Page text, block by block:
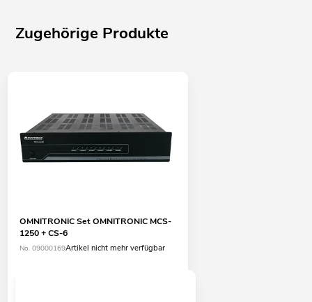
Zugehörige Produkte
OMNITRONIC Set OMNITRONIC MCS-
1250 + CS-6
No. 09000169Artikel nicht mehr verfügbar